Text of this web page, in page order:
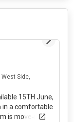
Side,
15TH June,
in a comfortable
is move‑in